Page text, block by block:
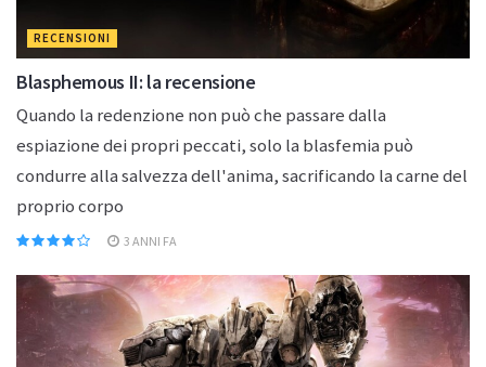
RECENSIONI
Blasphemous II: la recensione
Quando la redenzione non può che passare dalla
espiazione dei propri peccati, solo la blasfemia può
condurre alla salvezza dell'anima, sacrificando la carne del
proprio corpo
3 ANNI FA